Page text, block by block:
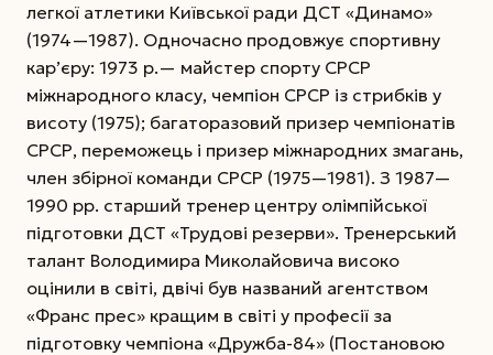
легкої атлетики Київської ради ДСТ «Динамо»
(1974—1987). Одночасно продовжує спортивну
кар’єру: 1973 р.— майстер спорту СРСР
міжнародного класу, чемпіон СРСР із стрибків у
висоту (1975); багаторазовий призер чемпіонатів
СРСР, переможець і призер міжнародних змагань,
член збірної команди СРСР (1975—1981). З 1987—
1990 рр. старший тренер центру олімпійської
підготовки ДСТ «Трудові резерви». Тренерський
талант Володимира Миколайовича високо
оцінили в світі, двічі був названий агентством
«Франс прес» кращим в світі у професії за
підготовку чемпіона «Дружба-84» (Постановою